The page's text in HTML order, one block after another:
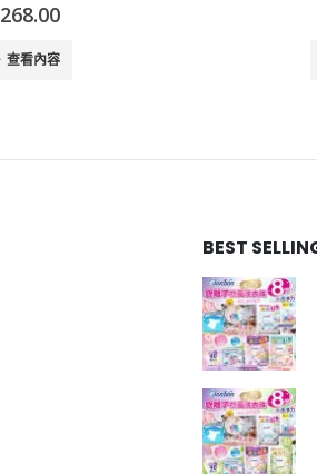
299.00
查看內容
BEST